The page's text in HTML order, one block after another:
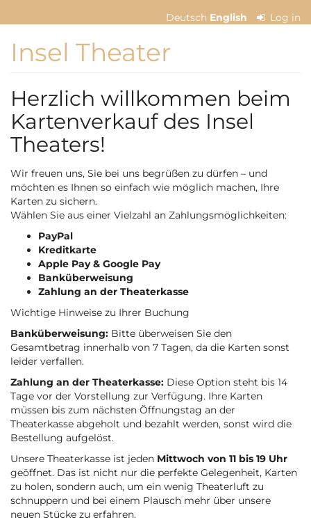
main
content
Deutsch English Log in
Insel Theater
Herzlich willkommen beim
Kartenverkauf des Insel
Theaters!
Wir freuen uns, Sie bei uns begrüßen zu dürfen – und
möchten es Ihnen so einfach wie möglich machen, Ihre
Karten zu sichern.
Wählen Sie aus einer Vielzahl an Zahlungsmöglichkeiten:
PayPal
Kreditkarte
Apple Pay & Google Pay
Banküberweisung
Zahlung an der Theaterkasse
Wichtige Hinweise zu Ihrer Buchung
Banküberweisung: Bitte überweisen Sie den
Gesamtbetrag innerhalb von 7 Tagen, da die Karten sonst
leider verfallen.
Zahlung an der Theaterkasse: Diese Option steht bis 14
Tage vor der Vorstellung zur Verfügung. Ihre Karten
müssen bis zum nächsten Öffnungstag an der
Theaterkasse abgeholt und bezahlt werden, sonst wird die
Bestellung aufgelöst.
Unsere Theaterkasse ist jeden Mittwoch von 11 bis 19 Uhr
geöffnet. Das ist nicht nur die perfekte Gelegenheit, Karten
zu holen, sondern auch, um ein wenig Theaterluft zu
schnuppern und bei einem Plausch mehr über unsere
neuen Stücke zu erfahren.